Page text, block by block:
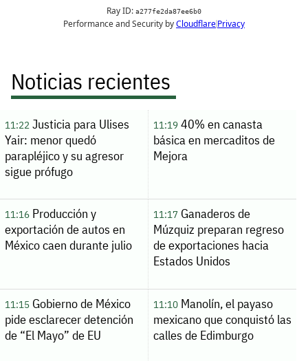
Noticias recientes
11:22 Justicia para Ulises
Yair: menor quedó
parapléjico y su agresor
sigue prófugo
11:1940% en canasta
básica en mercaditos de
Mejora
11:16Producción y
exportación de autos en
México caen durante julio
11:17Ganaderos de
Múzquiz preparan regreso
de exportaciones hacia
Estados Unidos
11:15Gobierno de México
pide esclarecer detención
de “El Mayo” de EU
11:10Manolín, el payaso
mexicano que conquistó las
calles de Edimburgo